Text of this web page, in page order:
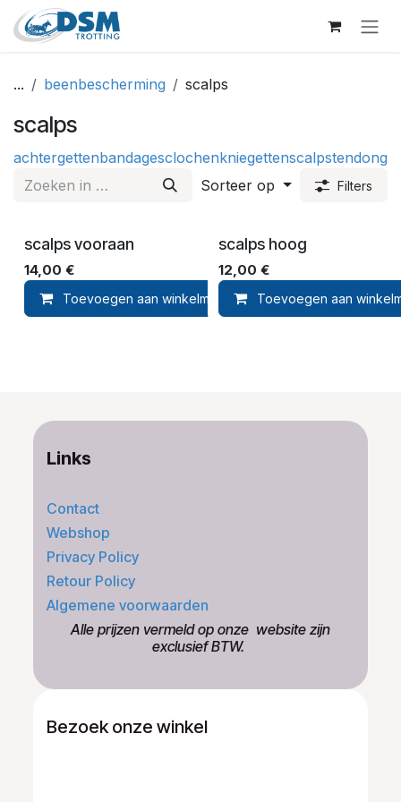
Overslaan naar inhoud
... beenbescherming scalps
scalps
achtergettenbandagesclochenkniegettenscalps
Sorteer op
Filters
scalps vooraan
14,00 €
Toevoegen aan winkelmandje Toevoegen aan
scalps hoog
12,00 €
Toevoegen aan
Links
Contact
Webshop
Privacy Policy
Retour Policy
Algemene voorwaarden
​Alle prijzen vermeld op onze ​website zijn
exclusief BTW.
Bezoek onze winkel